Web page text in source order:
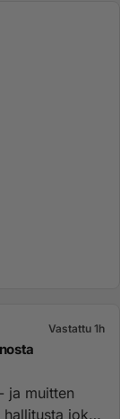
Vastattu 1h
ja muitten
joka